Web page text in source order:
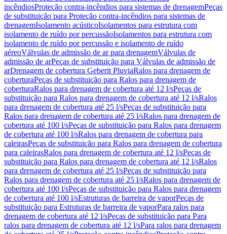
incêndiosProteção contra-incêndios para sistemas de drenagemPeças
de substituição para Proteção contra-incêndios para sistemas de
drenagemIsolamento acústicoIsolamentos para estrutura com
isolamento de ruído por percussãoIsolamentos para estrutura com
isolamento de ruído por percussão e isolamento de ruído
aéreoVálvulas de admissão de ar para drenagemVálvulas de
admissão de arPeças de substituição para Válvulas de admissão de
arDrenagem de cobertura Geberit PluviaRalos para drenagem de
coberturaPeças de substituição para Ralos para drenagem de
coberturaRalos para drenagem de cobertura até 12 l/sPeças de
substituição para Ralos para drenagem de cobertura até 12 l/sRalos
para drenagem de cobertura até 25 l/sPeças de substituição para
Ralos para drenagem de cobertura até 25 l/sRalos para drenagem de
cobertura até 100 l/sPeças de substituição para Ralos para drenagem
de cobertura até 100 l/sRalos para drenagem de cobertura para
caleirasPeças de substituição para Ralos para drenagem de cobertura
para caleirasRalos para drenagem de cobertura até 12 l/sPeças de
substituição para Ralos para drenagem de cobertura até 12 l/sRalos
para drenagem de cobertura até 25 l/sPeças de substituição para
Ralos para drenagem de cobertura até 25 l/sRalos para drenagem de
cobertura até 100 l/sPeças de substituição para Ralos para drenagem
de cobertura até 100 l/sEstruturas de barreira de vaporPeças de
substituição para Estruturas de barreira de vaporPara ralos para
drenagem de cobertura até 12 l/sPeças de substituição para Para
ralos para drenagem de cobertura até 12 l/sPara ralos para drenagem